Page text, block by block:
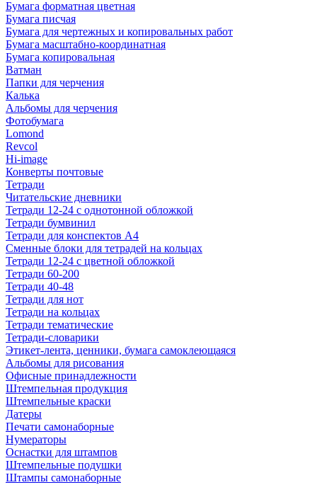
Бумага форматная цветная
Бумага писчая
Бумага для чертежных и копировальных работ
Бумага масштабно-координатная
Бумага копировальная
Ватман
Папки для черчения
Калька
Альбомы для черчения
Фотобумага
Lomond
Revcol
Hi-image
Конверты почтовые
Тетради
Читательские дневники
Тетради 12-24 с однотонной обложкой
Тетради бумвинил
Тетради для конспектов А4
Сменные блоки для тетрадей на кольцах
Тетради 12-24 с цветной обложкой
Тетради 60-200
Тетради 40-48
Тетради для нот
Тетради на кольцах
Тетради тематические
Тетради-словарики
Этикет-лента, ценники, бумага самоклеющаяся
Альбомы для рисования
Офисные принадлежности
Штемпельная продукция
Штемпельные краски
Датеры
Печати самонаборные
Нумераторы
Оснастки для штампов
Штемпельные подушки
Штампы самонаборные